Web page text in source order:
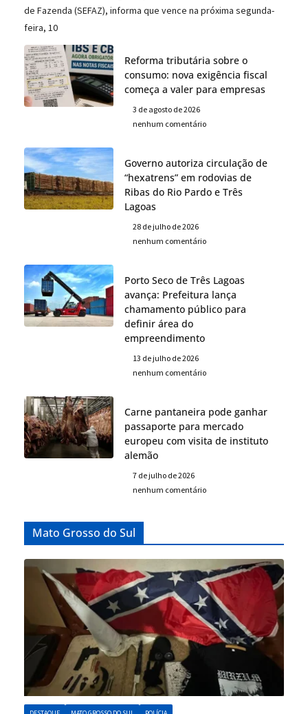
de Fazenda (SEFAZ), informa que vence na próxima segunda-
feira, 10
Reforma tributária sobre o
consumo: nova exigência fiscal
começa a valer para empresas
3 de agosto de 2026
nenhum comentário
Governo autoriza circulação de
“hexatrens” em rodovias de
Ribas do Rio Pardo e Três
Lagoas
28 de julho de 2026
nenhum comentário
Porto Seco de Três Lagoas
avança: Prefeitura lança
chamamento público para
definir área do
empreendimento
13 de julho de 2026
nenhum comentário
Carne pantaneira pode ganhar
passaporte para mercado
europeu com visita de instituto
alemão
7 de julho de 2026
nenhum comentário
Mato Grosso do Sul